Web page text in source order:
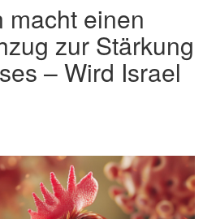
macht einen
zur Stärkung
– Wird Israel